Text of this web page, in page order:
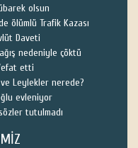
olsun
ölümlü Trafik Kazası
Daveti
nedeniyle çöktü
etti
Leylekler nerede?
evleniyor
tutulmadı